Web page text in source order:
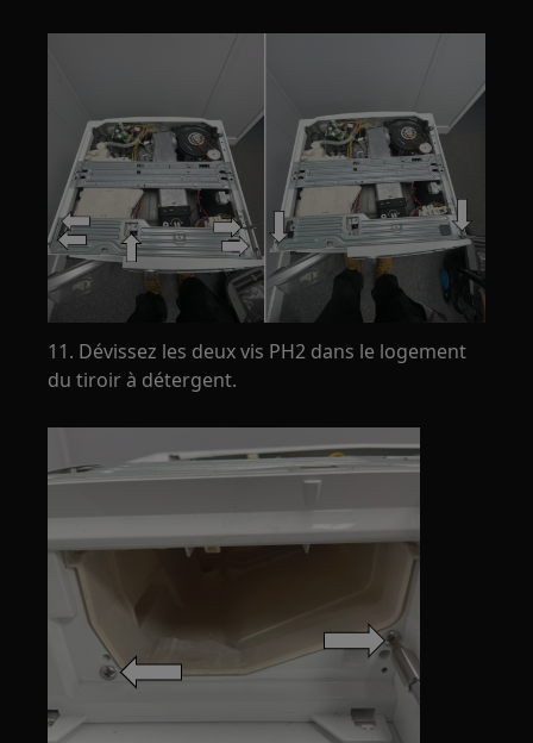
11. Dévissez les deux vis PH2 dans le logement
du tiroir à détergent.